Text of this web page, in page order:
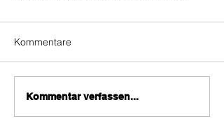
Kommentare
Kommentar verfassen...